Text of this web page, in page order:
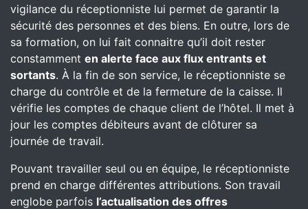
vigilance du réceptionniste lui permet de garantir la
sécurité des personnes et des biens. En outre, lors de
sa formation, on lui fait connaitre qu’il doit rester
constamment en alerte face aux flux entrants et
sortants. À la fin de son service, le réceptionniste se
charge du contrôle et de la fermeture de la caisse. Il
vérifie les comptes de chaque client de l’hôtel. Il met à
jour les comptes débiteurs avant de clôturer sa
journée de travail.
Pouvant travailler seul ou en équipe, le réceptionniste
prend en charge différentes attributions. Son travail
englobe parfois l’actualisation des offres